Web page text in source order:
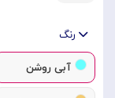
رنگ
آبی روشن